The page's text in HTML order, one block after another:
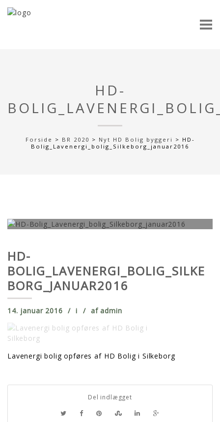
HD-
Forside > BR 2020 > Nyt HD Bolig byggeri > HD-
Bolig_Lavenergi_bolig_Silkeborg_januar2016
HD-
BOLIG_LAVENERGI_BOLIG_SILKE
BORG_JANUAR2016
14. januar 2016 i afadmin
Lavenergi bolig opføres af HD Bolig i Silkeborg
Del indlægget